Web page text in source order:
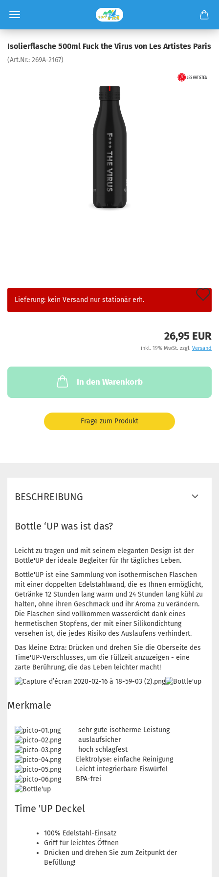
Isolierflasche 500ml Fuck the Virus von Les Artistes Paris
(Art.Nr.: 269A-2167)
Lieferung: kein Versand nur stationär erh.
26,95 EUR
inkl. 19% MwSt. zzgl. Versand
In den Warenkorb
Frage zum Produkt
BESCHREIBUNG
Bottle ‘UP was ist das?
Leicht zu tragen und mit seinem eleganten Design ist der
Bottle'UP der ideale Begleiter für Ihr tägliches Leben.
Bottle'UP ist eine Sammlung von isothermischen Flaschen
mit einer doppelten Edelstahlwand, die es Ihnen ermöglicht,
Getränke 12 Stunden lang warm und 24 Stunden lang kühl zu
halten, ohne ihren Geschmack und ihr Aroma zu verändern.
Die Flaschen sind vollkommen wasserdicht dank eines
hermetischen Stopfens, der mit einer Silikondichtung
versehen ist, die jedes Risiko des Auslaufens verhindert.
Das kleine Extra: Drücken und drehen Sie die Oberseite des
Time'UP-Verschlusses, um die Füllzeit anzuzeigen - eine
zarte Berührung, die das Leben leichter macht!
Merkmale
sehr gute isotherme Leistung
auslaufsicher
hoch schlagfest
Elektrolyse: einfache Reinigung
Leicht integrierbare Eiswürfel
BPA-frei
Time 'UP Deckel
100% Edelstahl-Einsatz
Griff für leichtes Öffnen
Drücken und drehen Sie zum Zeitpunkt der
Befüllung!